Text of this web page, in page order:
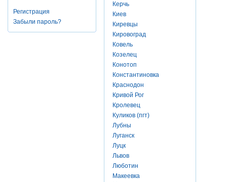
Регистрация
Забыли пароль?
Керчь
Киев
Киревцы
Кировоград
Ковель
Козелец
Конотоп
Константиновка
Краснодон
Кривой Рог
Кролевец
Куликов (пгт)
Лубны
Луганск
Луцк
Львов
Люботин
Макеевка